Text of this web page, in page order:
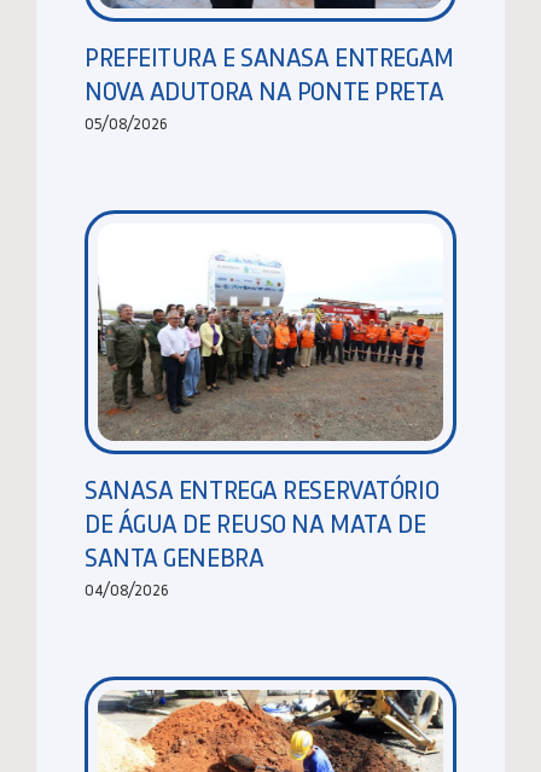
PREFEITURA E SANASA ENTREGAM
NOVA ADUTORA NA PONTE PRETA
05/08/2026
SANASA ENTREGA RESERVATÓRIO
DE ÁGUA DE REUSO NA MATA DE
SANTA GENEBRA
04/08/2026